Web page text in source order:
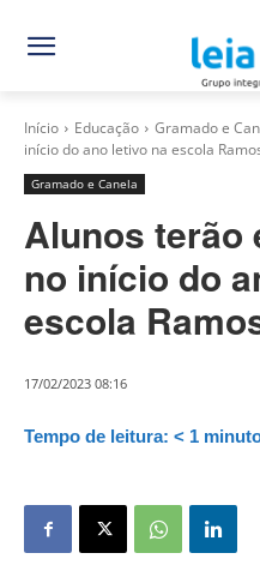
Início Educação Gramado e
início do ano letivo na escola
Gramado e Canela
Alunos terão
no início do
escola
17/02/2023 08:16
Tempo de leitura: < 1